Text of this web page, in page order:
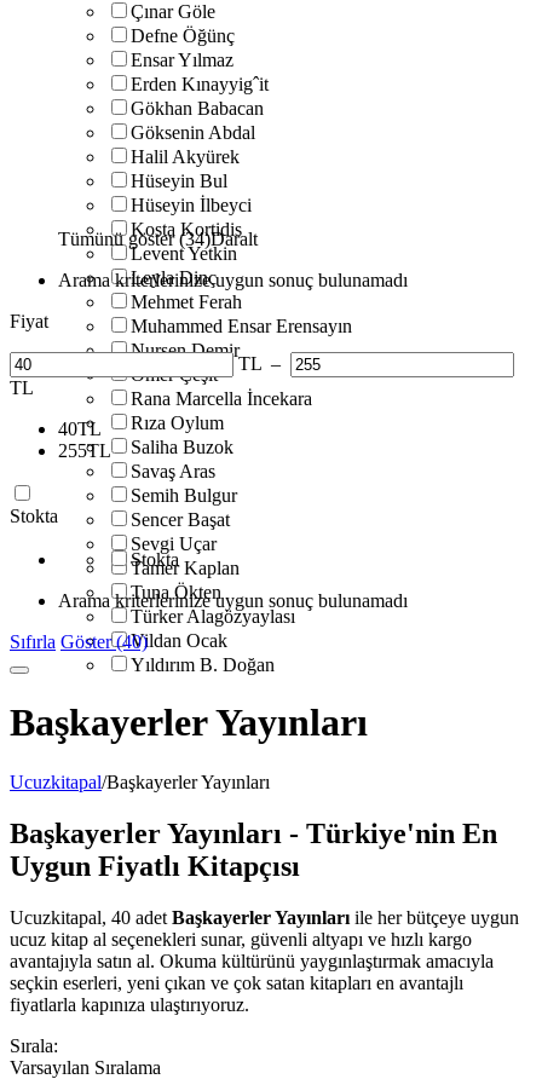
Çınar Göle
Defne Öğünç
Ensar Yılmaz
Erden Kınayyigˆit
Gökhan Babacan
Göksenin Abdal
Halil Akyürek
Hüseyin Bul
Hüseyin İlbeyci
Kosta Kortidis
Levent Yetkin
Leyla Dinç
Mehmet Ferah
Muhammed Ensar Erensayın
Nursen Demir
Ömer Çeşit
Rana Marcella İncekara
Rıza Oylum
Saliha Buzok
Savaş Aras
Semih Bulgur
Sencer Başat
Sevgi Uçar
Tamer Kaplan
Tuna Ökten
Türker Alagözyaylası
Vildan Ocak
Yıldırım B. Doğan
Tümünü göster (34)Daralt
Arama kriterlerinize uygun sonuç bulunamadı
Fiyat
TL –
TL
40TL
255TL
Stokta
Stokta
Arama kriterlerinize uygun sonuç bulunamadı
Sıfırla Göster (40)
Başkayerler Yayınları
Ucuzkitapal/Başkayerler Yayınları
Başkayerler Yayınları - Türkiye'nin En
Uygun Fiyatlı Kitapçısı
Ucuzkitapal, 40 adet Başkayerler Yayınları ile her bütçeye uygun
ucuz kitap al seçenekleri sunar, güvenli altyapı ve hızlı kargo
avantajıyla satın al. Okuma kültürünü yaygınlaştırmak amacıyla
seçkin eserleri, yeni çıkan ve çok satan kitapları en avantajlı
fiyatlarla kapınıza ulaştırıyoruz.
Sırala:
Varsayılan Sıralama